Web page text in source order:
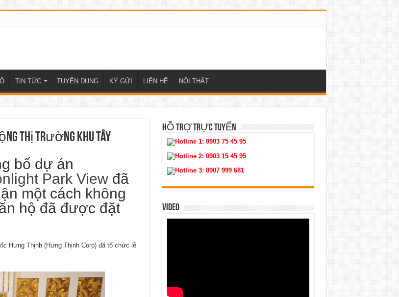
TIN TỨC TUYỂN DỤNG KÝ GỬI LIÊN HỆ NỘI THẤT
thị trường khu Tây
bố dự án
Park Viewđã
một cách không
hộ đã được đặt
Hưng Thịnh (Hưng Thịnh Corp) đã tổ chức lễ
HỖ TRỢ TRỰC TUYẾN
Hotline 1: 0903 75 45 95
Hotline 2: 0903 15 45 95
Hotline 3: 0907 999 681
VIDEO